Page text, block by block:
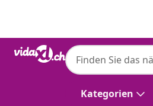
Kategorien